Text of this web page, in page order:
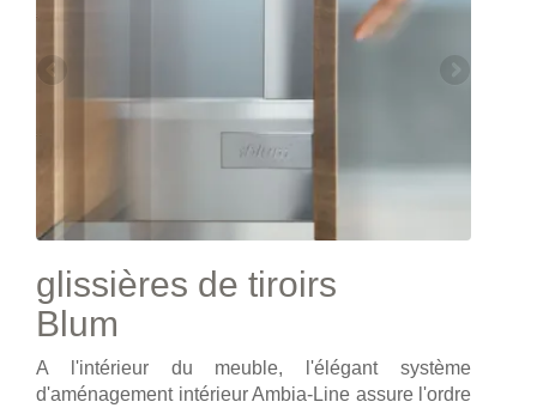
glissières de tiroirs
Blum
A l'intérieur du meuble, l'élégant système
d'aménagement intérieur Ambia-Line assure l'ordre